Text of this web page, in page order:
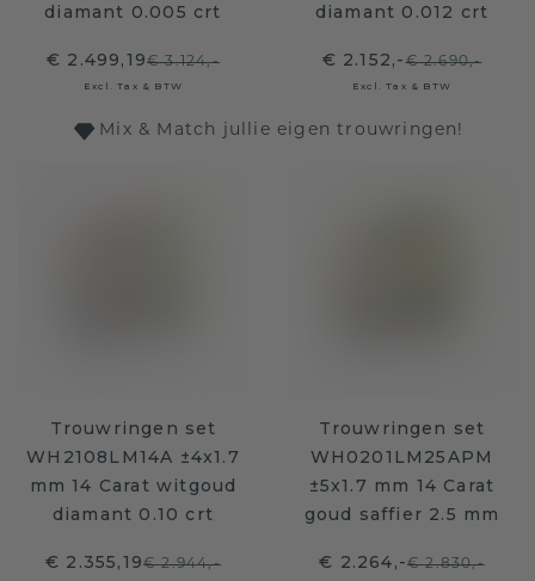
diamant 0.005 crt
€ 2.499,19€ 3.124,-
Excl. Tax & BTW
diamant 0.012 crt
€ 2.152,-€ 2.690,-
Excl. Tax & BTW
Mix & Match jullie eigen trouwringen!
Trouwringen set
WH2108LM14A ±4x1.7
mm 14 Carat witgoud
diamant 0.10 crt
€ 2.355,19€ 2.944,-
Trouwringen set
WH0201LM25APM
±5x1.7 mm 14 Carat
goud saffier 2.5 mm
€ 2.264,-€ 2.830,-